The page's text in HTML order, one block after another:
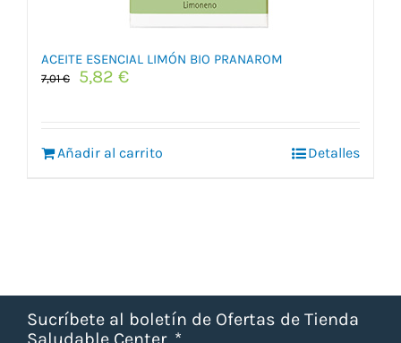
ACEITE ESENCIAL LIMÓN BIO PRANAROM
7,01€
El
7,01 €.
5,82 €El
5,82 €.
Añadir al carrito Detalles
Sucríbete al boletín de Ofertas de Tienda